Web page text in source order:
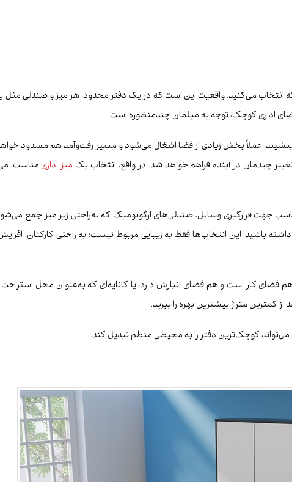
انتخاب می‌کنید. واقعیت این است که در یک دفتر محدود، هر میز و صندلی مثل
اداری کوچک، توجه به مبلمان چندمنظوره است.
یک میز بزرگ سنتی بنشیند، عملاً بخش زیادی از فضا اشغال می‌شود و مسیر رفت‌وآمد هم مسدود
چیدمان در آینده فراهم خواهد شد. در واقع، انتخاب یک میز اداری مناسب،
جهت قرارگیری وسایل، صندلی‌های ارگونومیک که به‌راحتی زیر میز جمع
باشید. این انتخاب‌ها فقط به زیبایی مربوط نیست؛ به راحتی کارکنان،
کار است و هم فضای انبارش دارد، یا کاناپه‌ای که به‌عنوان محل استراحت
متراژ بیشترین بهره را ببرید.
کوچک‌ترین دفتر را به محیطی منظم تبدیل کند.